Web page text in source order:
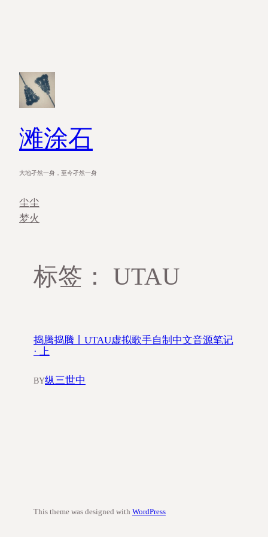
滩涂石
大地孑然一身，至今孑然一身
尘尘
梦火
标签： UTAU
捣腾捣腾丨UTAU虚拟歌手自制中文音源笔记
· 上
BY纵三世中
This theme was designed with WordPress